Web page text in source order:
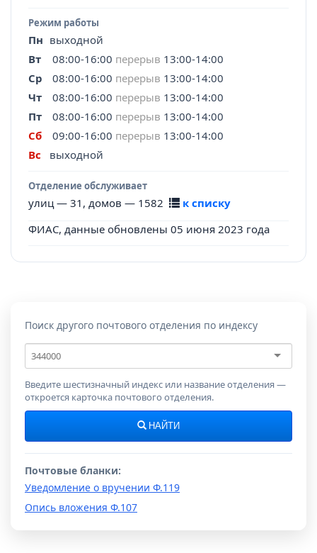
Режим работы
Пн выходной
Вт
08:00-16:00 перерыв 13:00-14:00
Ср
08:00-16:00 перерыв 13:00-14:00
Чт
08:00-16:00 перерыв 13:00-14:00
Пт
08:00-16:00 перерыв 13:00-14:00
Сб
09:00-16:00 перерыв 13:00-14:00
Вс
выходной
Отделение обслуживает
улиц — 31, домов — 1582 к списку
ФИАС, данные обновлены 05 июня 2023 года
Поиск другого почтового отделения по индексу
Почтовый
индекс
Введите шестизначный индекс или название отделения —
откроется карточка почтового отделения.
НАЙТИ
Почтовые бланки:
Уведомление о вручении Ф.119
Опись вложения Ф.107